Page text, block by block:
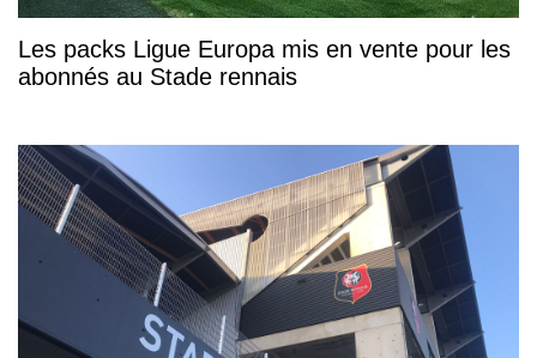
Les packs Ligue Europa mis en vente pour les
abonnés au Stade rennais